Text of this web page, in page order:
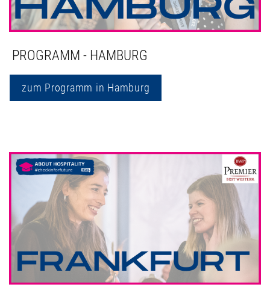
PROGRAMM - HAMBURG
zum Programm in Hamburg